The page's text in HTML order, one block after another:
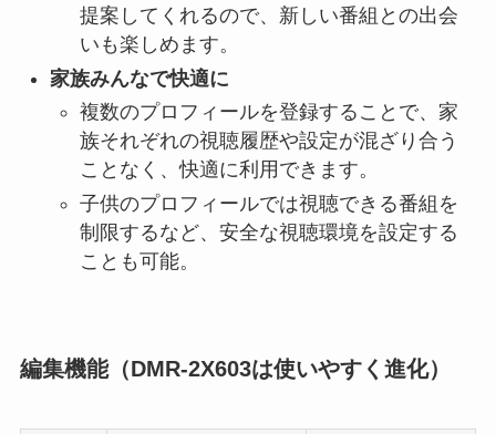
提案してくれるので、新しい番組との出会
いも楽しめます。
家族みんなで快適に
複数のプロフィールを登録することで、家
族それぞれの視聴履歴や設定が混ざり合う
ことなく、快適に利用できます。
子供のプロフィールでは視聴できる番組を
制限するなど、安全な視聴環境を設定する
ことも可能。
編集機能（DMR-2X603は使いやすく進化）